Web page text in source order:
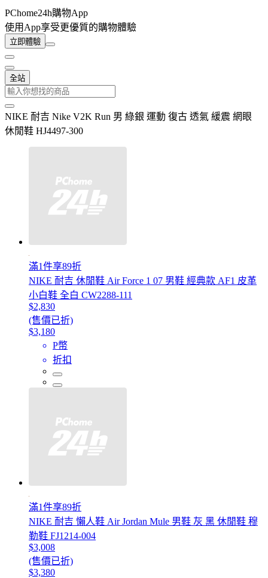
PChome24h購物App
使用App享受更優質的購物體驗
立即體驗
全站
NIKE 耐吉 Nike V2K Run 男 綠銀 運動 復古 透氣 緩震 網眼
休閒鞋 HJ4497-300
滿1件享89折
NIKE 耐吉 休閒鞋 Air Force 1 07 男鞋 經典款 AF1 皮革
小白鞋 全白 CW2288-111
$2,830
(售價已折)
$3,180
P幣
折扣
滿1件享89折
NIKE 耐吉 懶人鞋 Air Jordan Mule 男鞋 灰 黑 休閒鞋 穆
勒鞋 FJ1214-004
$3,008
(售價已折)
$3,380